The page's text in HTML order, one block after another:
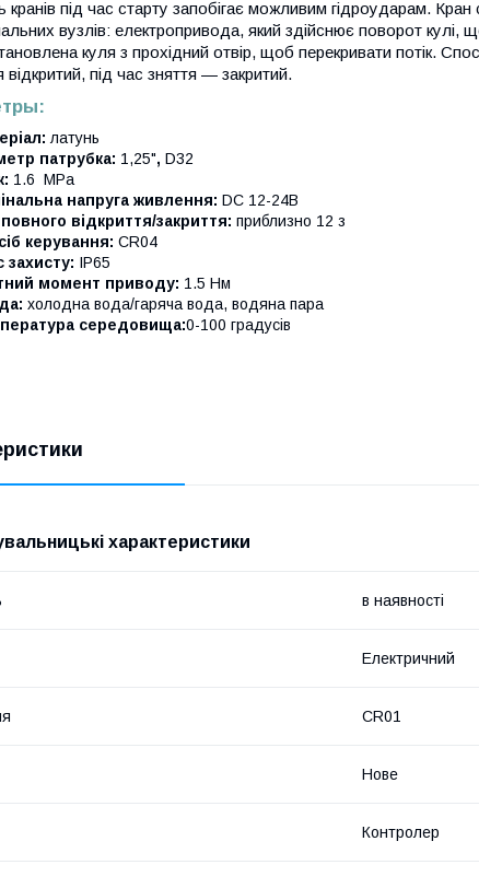
кранів під час старту запобігає можливим гідроударам.
вузлів: електропривода, який здійснює поворот кулі,
куля з прохідний отвір, щоб перекривати потік.
під час зняття — закритий.
латунь
патрубка: 1,25", D32
1.6 МРа
напруга живлення: DC 12-24В
відкриття/закриття: приблизно 12 з
керування: CR04
захисту: IP65
момент приводу: 1.5 Нм
холодна вода/гаряча вода, водяна пара
середовища:0-100 градусів
характеристики
в наявності
Електричний
CR01
Нове
Контролер